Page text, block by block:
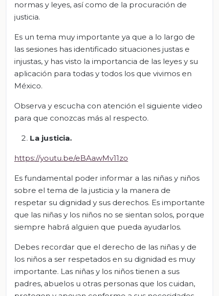
normas y leyes, así como de la procuración de
justicia.
Es un tema muy importante ya que a lo largo de
las sesiones has identificado situaciones justas e
injustas, y has visto la importancia de las leyes y su
aplicación para todas y todos los que vivimos en
México.
Observa y escucha con atención el siguiente video
para que conozcas más al respecto.
La justicia.
https://youtu.be/eBAawMv11zo
Es fundamental poder informar a las niñas y niños
sobre el tema de la justicia y la manera de
respetar su dignidad y sus derechos. Es importante
que las niñas y los niños no se sientan solos, porque
siempre habrá alguien que pueda ayudarlos.
Debes recordar que el derecho de las niñas y de
los niños a ser respetados en su dignidad es muy
importante. Las niñas y los niños tienen a sus
padres, abuelos u otras personas que los cuidan,